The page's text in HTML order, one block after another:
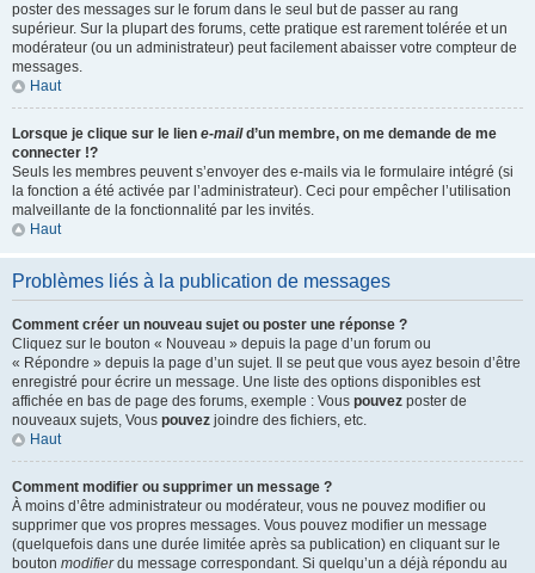
poster des messages sur le forum dans le seul but de passer au rang
supérieur. Sur la plupart des forums, cette pratique est rarement tolérée et un
modérateur (ou un administrateur) peut facilement abaisser votre compteur de
messages.
Haut
Lorsque je clique sur le lien e-maild’un membre, on me demande de me
connecter !?
Seuls les membres peuvent s’envoyer des e-mails via le formulaire intégré (si
la fonction a été activée par l’administrateur). Ceci pour empêcher l’utilisation
malveillante de la fonctionnalité par les invités.
Haut
Problèmes liés à la publication de messages
Comment créer un nouveau sujet ou poster une réponse ?
Cliquez sur le bouton « Nouveau » depuis la page d’un forum ou
« Répondre » depuis la page d’un sujet. Il se peut que vous ayez besoin d’être
enregistré pour écrire un message. Une liste des options disponibles est
affichée en bas de page des forums, exemple : Vous pouvez poster de
nouveaux sujets, Vous pouvez joindre des fichiers, etc.
Haut
Comment modifier ou supprimer un message ?
À moins d’être administrateur ou modérateur, vous ne pouvez modifier ou
supprimer que vos propres messages. Vous pouvez modifier un message
(quelquefois dans une durée limitée après sa publication) en cliquant sur le
bouton modifierdu message correspondant. Si quelqu’un a déjà répondu au